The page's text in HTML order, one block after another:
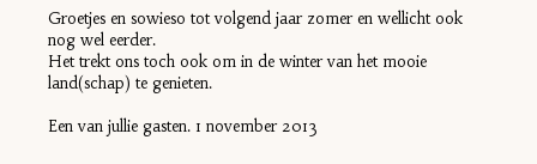
Groetjes en sowieso tot volgend jaar zomer en wellicht ook
nog wel eerder.
Het trekt ons toch ook om in de winter van het mooie
land(schap) te genieten.
Een van jullie gasten. 1 november 2013